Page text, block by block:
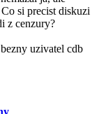
si precist diskuzi
z cenzury?
uzivatel cdb